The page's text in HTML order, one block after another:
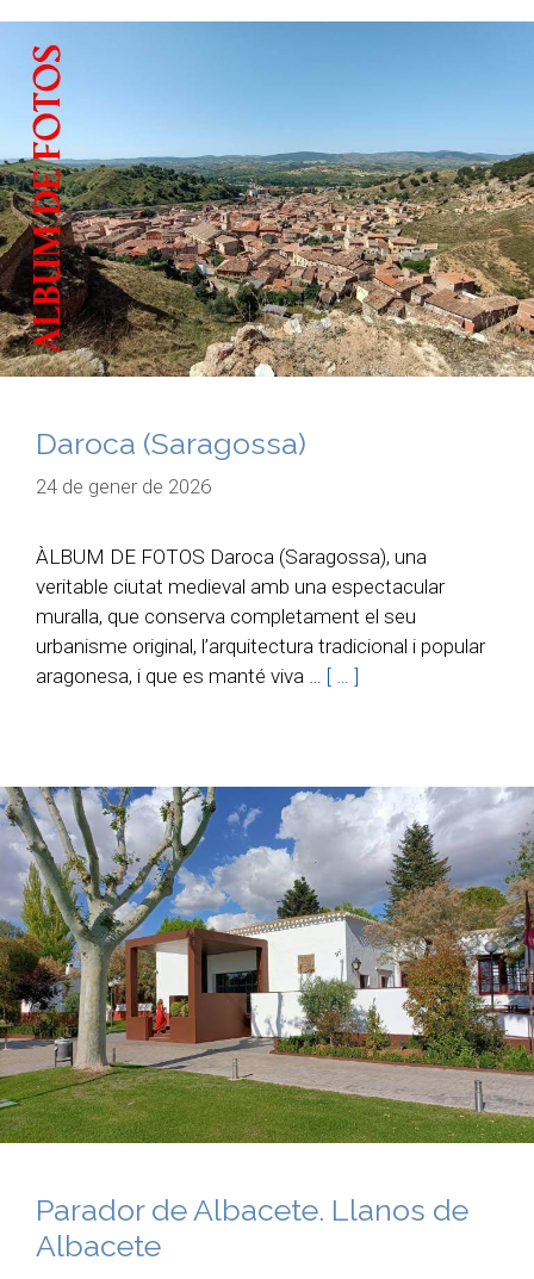
Daroca (Saragossa)
24 de gener de 2026
ÀLBUM DE FOTOS Daroca (Saragossa), una
veritable ciutat medieval amb una espectacular
muralla, que conserva completament el seu
urbanisme original, l’arquitectura tradicional i popular
aragonesa, i que es manté viva … [ … ]
Parador de Albacete. Llanos de
Albacete